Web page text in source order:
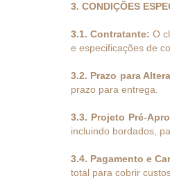
3. CONDIÇÕES
3.1. Contratante: O
e especificações de
3.2. Prazo para
prazo para entrega.
3.3. Projeto Pré-
incluindo bordados,
3.4. Pagamento e
total para cobrir